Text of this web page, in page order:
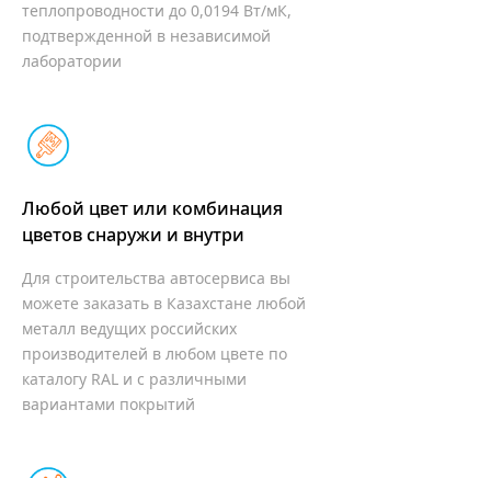
теплопроводности до 0,0194 Вт/мК,
подтвержденной в независимой
лаборатории
Любой цвет или комбинация
цветов снаружи и внутри
Для строительства автосервиса вы
можете заказать в Казахстане любой
металл ведущих российских
производителей в любом цвете по
каталогу RAL и с различными
вариантами покрытий